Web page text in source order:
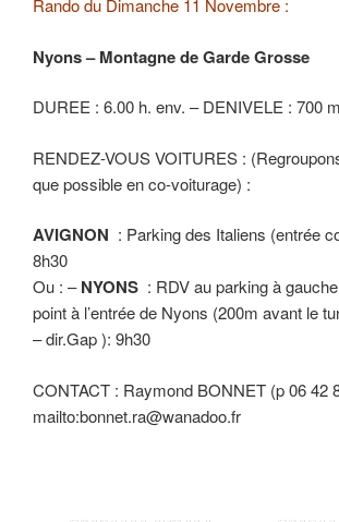
Rando du Dimanche 11 Novembre :
Nyons – Montagne de Garde Grosse
DUREE : 6.00 h. env. – DENIVELE : 700
RENDEZ-VOUS VOITURES :
que possible en co-voiturage) :
AVIGNON : Parking des Italiens (entrée
8h30
Ou : –NYONS : RDV au parking à
point à l’entrée de Nyons (200m avant le
– dir.Gap ): 9h30
CONTACT : Raymond BONNET (p 06 42
mailto:bonnet.ra@wanadoo.fr